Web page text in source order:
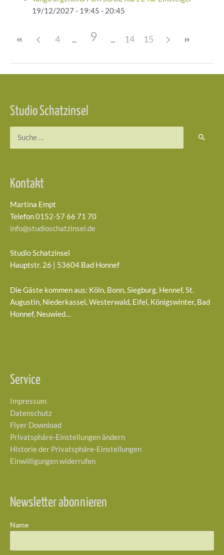
19/12/2027 - 19:45 - 20:45
4 9 14 15
Studio Schatzinsel
Kontakt
Martina Empt
Telefon 0152-57 66 71 70
info@studioschatzinsel.de
Studio Schatzinsel
Hauptstr. 26 | 53604 Bad Honnef
Die Gäste kommen aus: Köln, Bonn, Siegburg, Hennef, St.
Augustin, Niederkassel, Westerwald, Eifel, Königswinter, Bad
Honnef, Neuwied…
Service
Impressum
Datenschutz
Flyer Download
Privatsphäre-Einstellungen ändern
Historie der Privatsphäre-Einstellungen
Einwilligungen widerrufen
Newsletter abonnieren
Name